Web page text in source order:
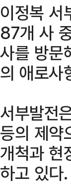
이정복
87개 사
사를 방문
의 애로사
서부발전
등의 제약
개척과 현
하고 있다.